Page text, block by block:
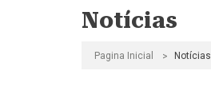
Notícias
Pagina Inicial > Notícias